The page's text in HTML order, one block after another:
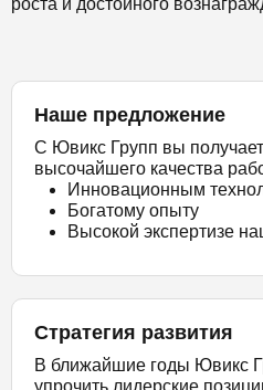
Наше предложение
С Ювикс Групп вы
высочайшего качества
Инновационным
Богатому опыту
Высокой экспертизе
Стратегия развития
В ближайшие годы Ювикс
упрочить лидерские